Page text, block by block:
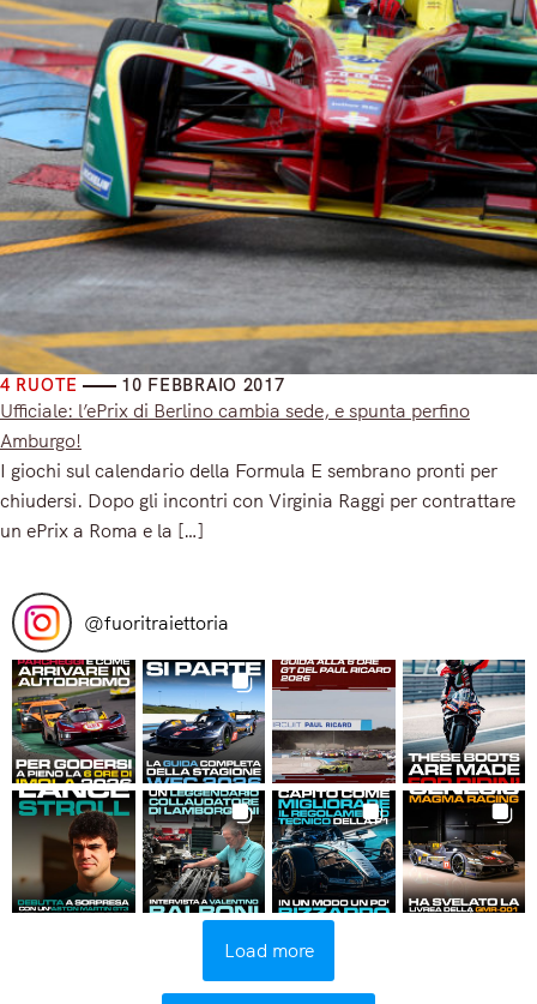
4 RUOTE 10 FEBBRAIO 2017
Ufficiale: l’ePrix di Berlino cambia sede, e spunta perfino
Amburgo!
I giochi sul calendario della Formula E sembrano pronti per
chiudersi. Dopo gli incontri con Virginia Raggi per contrattare
un ePrix a Roma e la […]
@fuoritraiettoria
Load more